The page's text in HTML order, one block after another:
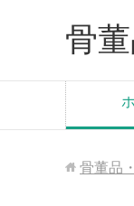
骨
骨董品